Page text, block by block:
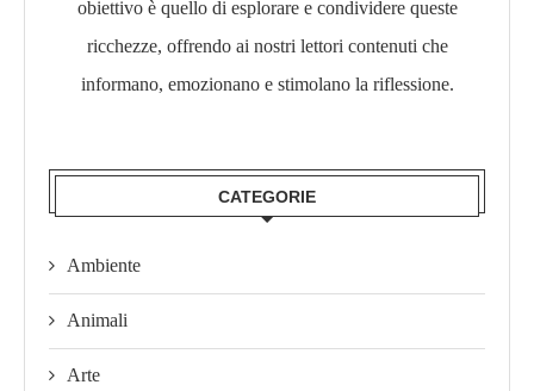
obiettivo è quello di esplorare e condividere queste
ricchezze, offrendo ai nostri lettori contenuti che
informano, emozionano e stimolano la riflessione.​
CATEGORIE
Ambiente
Animali
Arte